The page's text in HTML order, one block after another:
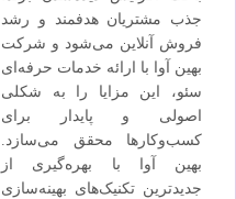
جذب مشتریان هدفمند و رشد
فروش آنلاین می‌شود و شرکت
بهین آوا با ارائه خدمات حرفه‌ای
سئو، این مزایا را به شکلی
اصولی و پایدار برای
کسب‌وکارها محقق می‌سازد.
بهین آوا با بهره‌گیری از
جدیدترین تکنیک‌های بهینه‌سازی